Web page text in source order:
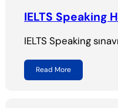
IELTS Speaking
IELTS Speaking
Read More